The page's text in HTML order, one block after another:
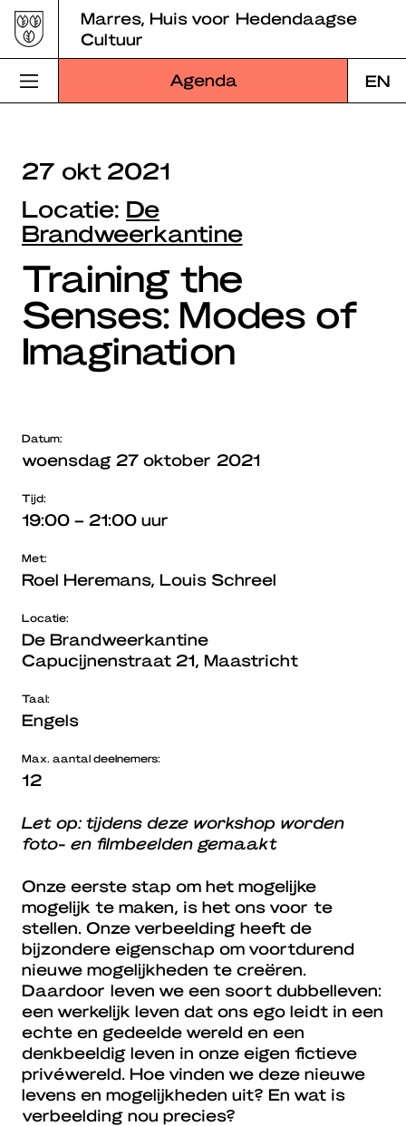
Skip
to
content
Marres, Huis voor Hedendaagse
Cultuur
Agenda EN
Programma
Educatie
Over Marres
Marres Kitchen
Shop
27 okt 2021
Locatie: De
Brandweerkantine
Training the
Senses: Modes of
Imagination
Datum:
woensdag 27 oktober 2021
Tijd:
19:00 – 21:00 uur
Met:
Roel Heremans, Louis Schreel
Locatie:
De Brandweerkantine
Capucijnenstraat 21, Maastricht
Taal:
Engels
Max. aantal deelnemers:
12
Let op: tijdens deze workshop worden
foto- en filmbeelden gemaakt
Onze eerste stap om het mogelijke
mogelijk te maken, is het ons voor te
stellen. Onze verbeelding heeft de
bijzondere eigenschap om voortdurend
nieuwe mogelijkheden te creëren.
Daardoor leven we een soort dubbelleven:
een werkelijk leven dat ons ego leidt in een
echte en gedeelde wereld en een
denkbeeldig leven in onze eigen fictieve
privéwereld. Hoe vinden we deze nieuwe
levens en mogelijkheden uit? En wat is
verbeelding nou precies?